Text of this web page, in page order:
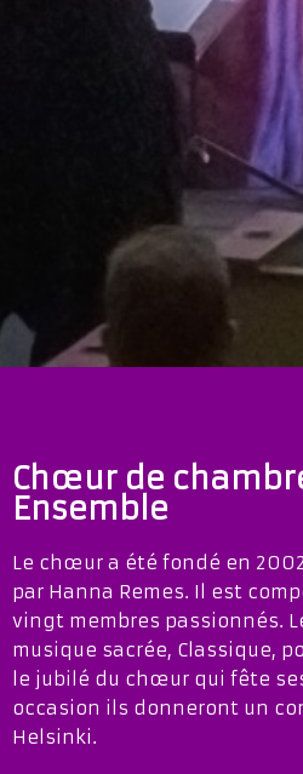
Chœur de
Ensemble
Le chœur a été fondé en
par Hanna Remes. Il est
vingt membres passionnés.
musique sacrée, Classique,
le jubilé du chœur qui fête
occasion ils donneront un
Helsinki.